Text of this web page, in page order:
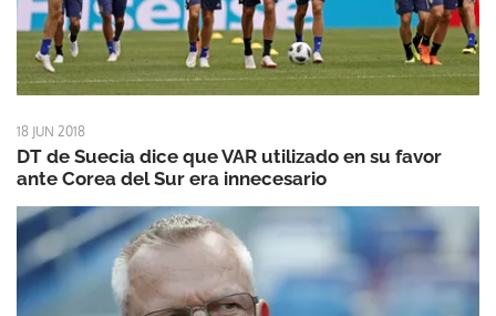
18 JUN 2018
DT de Suecia dice que VAR utilizado en su favor
ante Corea del Sur era innecesario